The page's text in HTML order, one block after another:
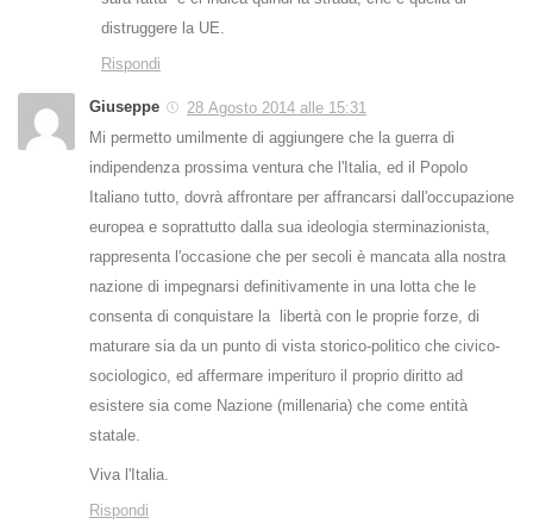
distruggere la UE.
Rispondi
Giuseppe
28 Agosto 2014 alle 15:31
Mi permetto umilmente di aggiungere che la guerra di
indipendenza prossima ventura che l'Italia, ed il Popolo
Italiano tutto, dovrà affrontare per affrancarsi dall'occupazione
europea e soprattutto dalla sua ideologia sterminazionista,
rappresenta l'occasione che per secoli è mancata alla nostra
nazione di impegnarsi definitivamente in una lotta che le
consenta di conquistare la libertà con le proprie forze, di
maturare sia da un punto di vista storico-politico che civico-
sociologico, ed affermare imperituro il proprio diritto ad
esistere sia come Nazione (millenaria) che come entità
statale.
Viva l'Italia.
Rispondi